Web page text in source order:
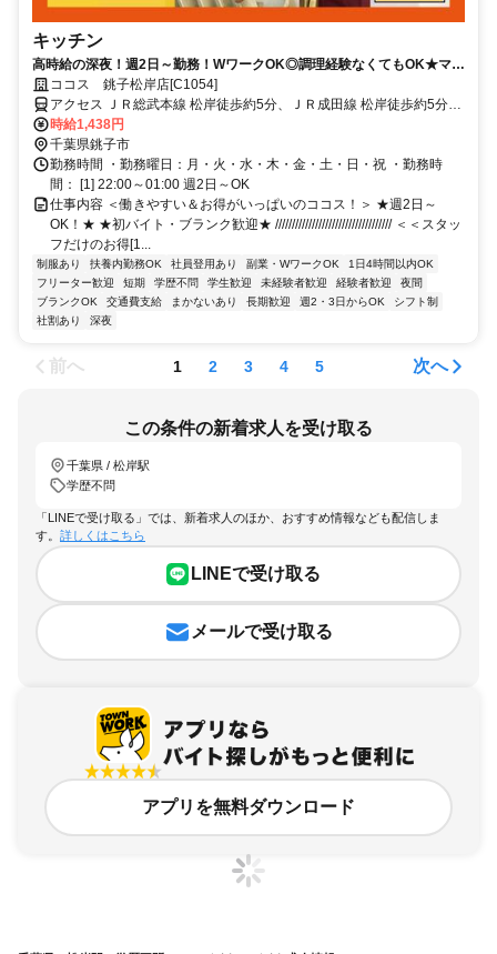
キッチン
高時給の深夜！週2日～勤務！WワークOK◎調理経験なくてもOK★マニ
ュアルあり！短期OK！
ココス 銚子松岸店[C1054]
アクセス ＪＲ総武本線 松岸徒歩約5分、ＪＲ成田線 松岸徒歩約5分、
銚子電気鉄道 銚子徒歩約41分 「松岸駅」徒歩5分/国道356号線
時給1,438円
千葉県銚子市
勤務時間 ・勤務曜日：月・火・水・木・金・土・日・祝 ・勤務時
間： [1] 22:00～01:00 週2日～OK
仕事内容 ＜働きやすい＆お得がいっぱいのココス！＞ ★週2日～
OK！★ ★初バイト・ブランク歓迎★ /////////////////////////////////// ＜＜スタッ
フだけのお得[1...
制服あり 扶養内勤務OK 社員登用あり 副業・WワークOK
1日4時間以内OK
フリーター歓迎
短期 学歴不問 学生歓迎 未経験者歓迎 経験者歓迎
夜間
ブランクOK
交通費支給 まかないあり 長期歓迎 週2・3日からOK
シフト制
社割あり
深夜
前へ 1 2 3 4 5 次へ
この条件の新着求人を受け取る
千葉県 / 松岸駅
学歴不問
「LINEで受け取る」では、新着求人のほか、おすすめ情報なども配信しま
す。 詳しくはこちら
LINEで受け取る
メールで受け取る
アプリを無料ダウンロード